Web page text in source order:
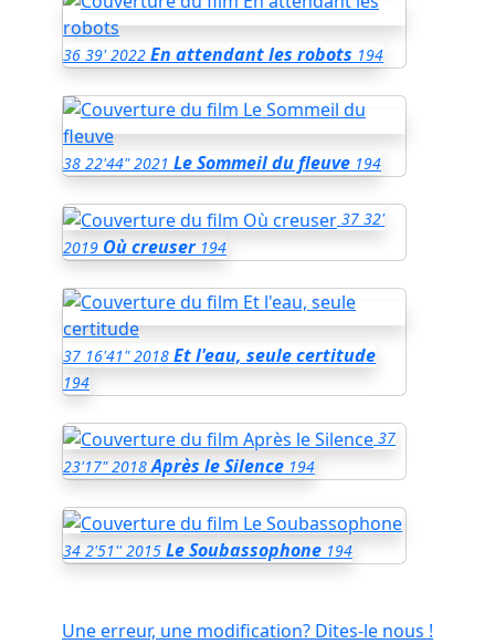
36 39' 2022 En attendant les robots 194
38 22'44" 2021 Le Sommeil du fleuve 194
37 32'
2019 Où creuser 194
37 16'41" 2018 Et l'eau, seule certitude
194
37
23'17" 2018 Après le Silence 194
34 2'51'' 2015 Le Soubassophone 194
Une erreur, une modification? Dites-le nous !